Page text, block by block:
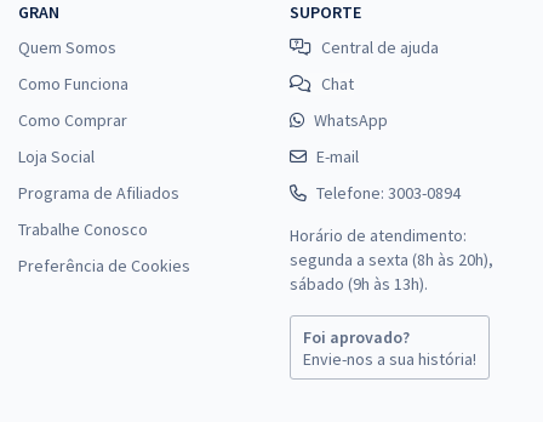
GRAN
Quem Somos
Como Funciona
Como Comprar
Loja Social
Programa de Afiliados
Trabalhe Conosco
Preferência de Cookies
SUPORTE
Central de ajuda
Chat
WhatsApp
E-mail
Telefone: 3003-0894
Horário de atendimento:
segunda a sexta (8h às 20h),
sábado (9h às 13h).
Foi aprovado?
Envie-nos a sua história!